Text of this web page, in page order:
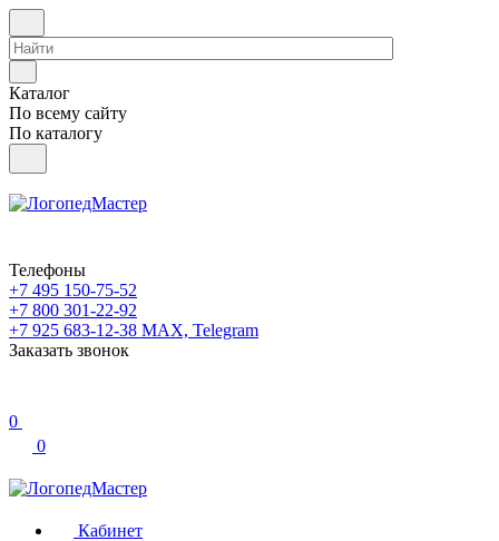
Каталог
По всему сайту
По каталогу
Телефоны
+7 495 150-75-52
+7 800 301-22-92
+7 925 683-12-38 MAX, Telegram
Заказать звонок
0
0
Кабинет